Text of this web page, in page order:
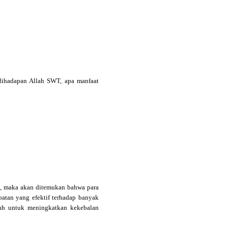
Allah SWT, apa manfaat
akan ditemukan bahwa para
yang efektif terhadap banyak
untuk meningkatkan kekebalan